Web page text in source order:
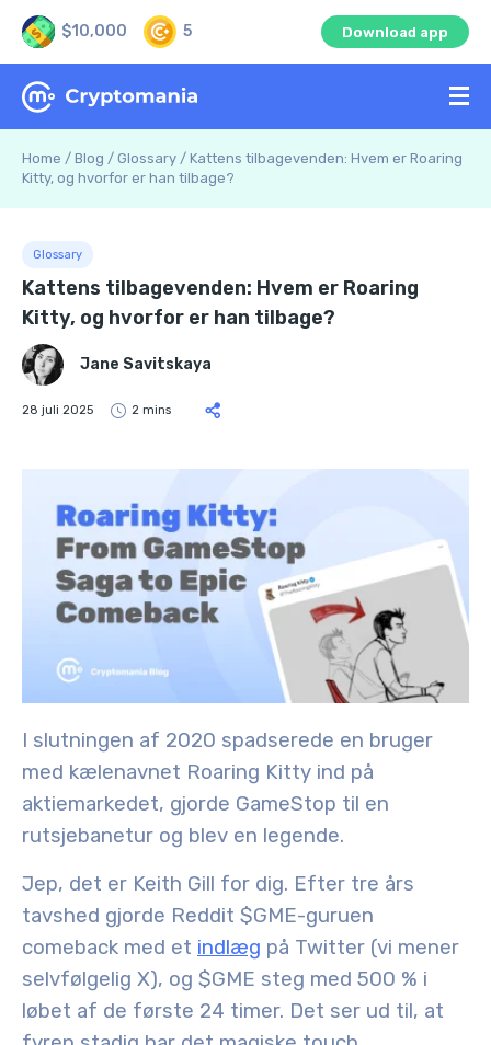
$10,000 5 Download app
Home / Blog / Glossary / Kattens tilbagevenden: Hvem er Roaring
Kitty, og hvorfor er han tilbage?
Glossary
Kattens tilbagevenden: Hvem er Roaring
Kitty, og hvorfor er han tilbage?
Jane Savitskaya
28 juli 2025 2 mins
I slutningen af 2020 spadserede en bruger
med kælenavnet Roaring Kitty ind på
aktiemarkedet, gjorde GameStop til en
rutsjebanetur og blev en legende.
Jep, det er Keith Gill for dig. Efter tre års
tavshed gjorde Reddit $GME-guruen
comeback med et indlæg på Twitter (vi mener
selvfølgelig X), og $GME steg med 500 % i
løbet af de første 24 timer. Det ser ud til, at